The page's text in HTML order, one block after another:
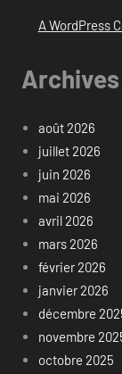
A WordPress
Archives
août 2026
juillet 2026
juin 2026
mai 2026
avril 2026
mars 2026
février 2026
janvier 2026
décembre
novembre
octobre 2025